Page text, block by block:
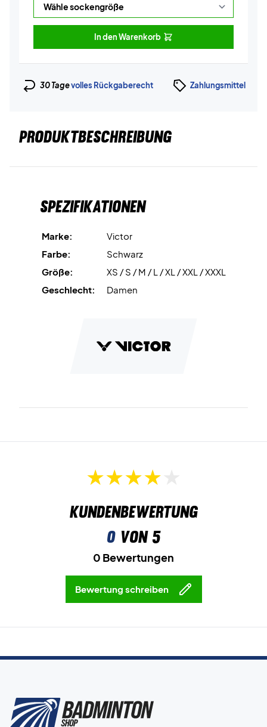
In den Warenkorb
30 Tagevolles Rückgaberecht Zahlungsmittel
PRODUKTBESCHREIBUNG
Spezifikationen
Marke:
Victor
Farbe:
Schwarz
Größe:
XS / S / M / L / XL / XXL / XXXL
Geschlecht:
Damen
Kundenbewertung
0von 5
0 Bewertungen
Bewertung schreiben